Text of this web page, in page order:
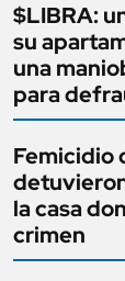
$LIBRA:
su
una
para
Femicidio
la casa
crimen